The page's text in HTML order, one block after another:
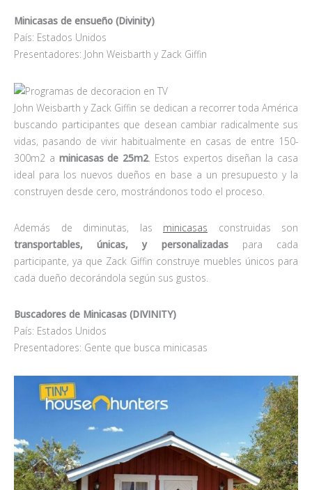
Minicasas de ensueño (Divinity)
País: Estados Unidos
Presentadores: John Weisbarth y Zack Giffin
John Weisbarth y Zack Giffin se dedican a recorrer toda América
buscando participantes que desean cambiar radicalmente sus
vidas, pasando de vivir habitualmente en casas de entre 150-
300m2 a minicasas de 25m2. Estos expertos diseñan la casa
ideal para los nuevos dueños en base a un presupuesto y la
construyen desde cero, mostrándonos todo el proceso.
Además de diminutas, las minicasas construidas son
transportables, únicas, y personalizadaspara cada
participante, ya que Zack Giffin construye muebles únicos para
cada dueño decorándola según sus gustos.
Buscadores de Minicasas (DIVINITY)
País: Estados Unidos
Presentadores: Gente que busca minicasas